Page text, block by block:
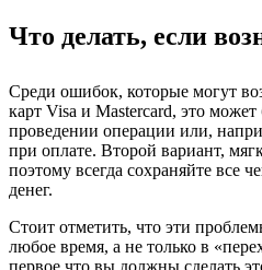
Что делать, если
Среди ошибок, которые могут
карт Visa и Mastercard, это
проведении операции или,
при оплате. Второй вариант,
поэтому всегда сохраняйте все
денег.
Стоит отметить, что эти
любое время, а не только в
первое что вы должны сделать